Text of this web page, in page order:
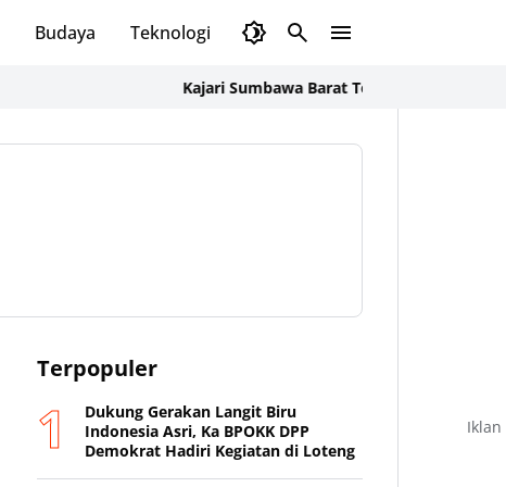
Budaya Teknologi Olahraga
Kajari Sumbawa Barat Tegaskan Penyidikan
Terpopuler
Dukung Gerakan Langit Biru
Indonesia Asri, Ka BPOKK DPP
Demokrat Hadiri Kegiatan di Loteng
Iklan